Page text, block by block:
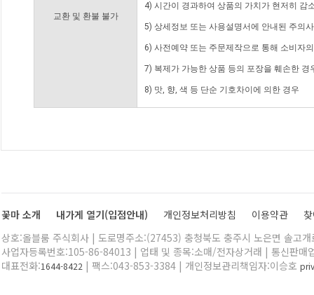
교환 및 환불 불가
4) 시간이 경과하여 상품의 가치가 현저히 감
5) 상세정보 또는 사용설명서에 안내된 주의
6) 사전예약 또는 주문제작으로 통해 소비자
7) 복제가 가능한 상품 등의 포장을 훼손한 경
8) 맛, 향, 색 등 단순 기호차이에 의한 경우
꽃마 소개 내가게 열기(입점안내) 개인정보처리방침 이용약관
상호:올블룸 주식회사 | 도로명주소:(27453) 충청북도 충주시 노은면 솔고
사업자등록번호:105-86-84013 | 업태 및 종목:소매/전자상거래 | 통신판매
대표전화:1644-8422 | 팩스:043-853-3384 | 개인정보관리책임자:이승호